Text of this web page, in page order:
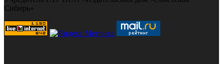
Сибирь»